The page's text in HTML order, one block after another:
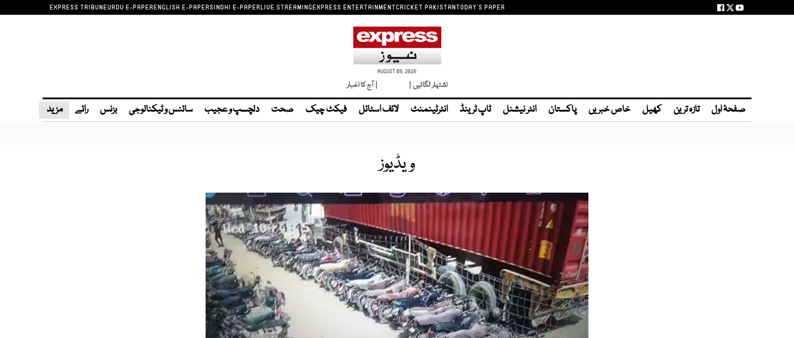
EXPRESS TRIBUNEURDU E-PAPERENGLISH E-PAPERSINDHI E-PAPERLIVE STREAMINGEXPRESS ENTERTAINMENTCRICKET PAKISTANTODAY'S PAPER
AUGUST 09, 2026
اشتہار لگائیں | | آج کا اخبار
صفحۂ اول تازہ ترین کھیل خاص خبریں پاکستان انٹر نیشنل ٹاپ ٹرینڈ انٹرٹینمنٹ لائف اسٹائل فیکٹ چیک صحت دلچسپ و عجیب سائنس و ٹیکنالوجی بزنس رائے مزید
ویڈیوز